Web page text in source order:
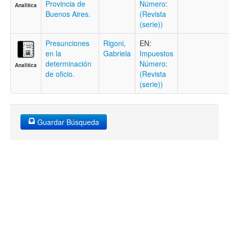
Analítica
Provincia de
Buenos Aires.
Número:
(Revista
(serie))
Analítica
Presunciones
en la
determinación
de oficio.
Rigoni,
Gabriela
EN:
Impuestos
Número:
(Revista
(serie))
Guardar Búsqueda